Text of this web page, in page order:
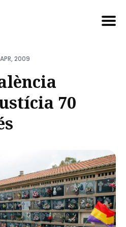
2009
70